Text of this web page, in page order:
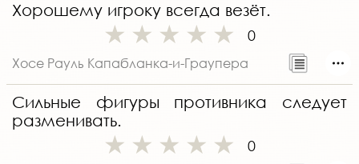
Хорошему игроку всегда везёт.
0
Хосе Рауль Капабланка-и-Граупера
Сильные фигуры противника следует
разменивать.
0